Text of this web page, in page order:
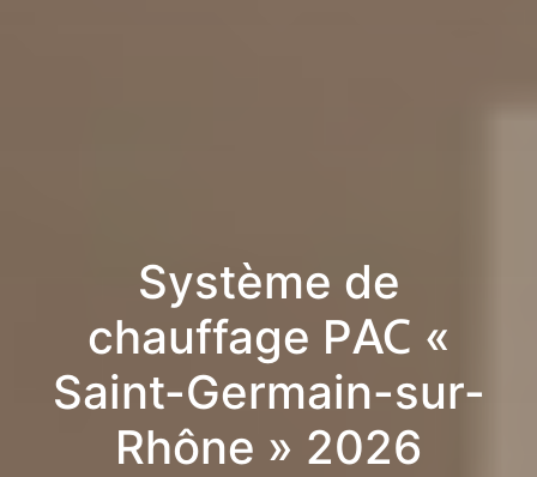
Système de
chauffage PAC «
Saint-Germain-sur-
Rhône » 2026